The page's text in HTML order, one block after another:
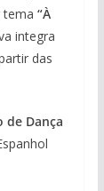
tema “À
integra
das
de Dança